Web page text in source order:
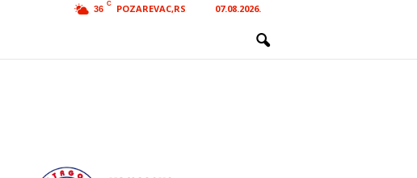
36
C POZAREVAC,RS 07.08.2026.